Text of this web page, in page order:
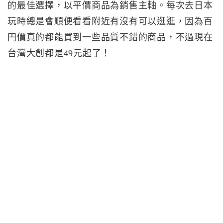
的最佳選擇，以平價商品為銷售主軸。每次去日本
玩時總是會順便看看附近有沒有可以逛逛，因為百
円價真的都能買到一些品質不錯的商品，不過現在
台灣大創都是49元起了！